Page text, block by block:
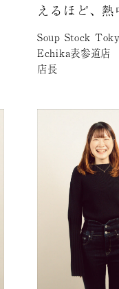
えるほど、熱
Soup Stock
Echika表参道店
店長